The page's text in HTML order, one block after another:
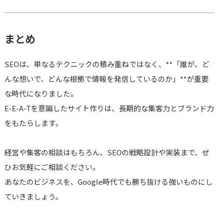
まとめ
SEOは、単なるテクニックの積み重ねではなく、**「誰が、ど
んな想いで、どんな根拠で情報を発信しているのか」**が重要
な時代になりました。
E-E-A-Tを意識したサイト作りは、長期的な集客力とブランド力
をもたらします。
経営や集客の相談はもちろん、SEOの戦略設計や実装まで、ぜ
ひお気軽にご相談ください。
あなたのビジネスを、Google時代でも勝ち抜ける強いものにし
ていきましょう。